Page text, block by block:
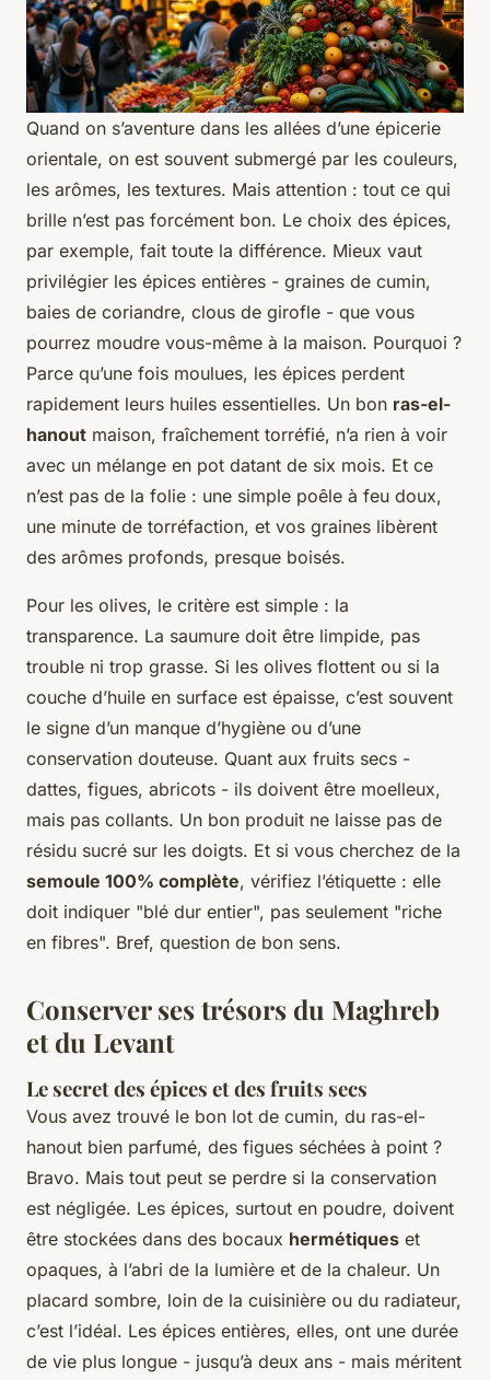
Quand on s’aventure dans les allées d’une épicerie
orientale, on est souvent submergé par les couleurs,
les arômes, les textures. Mais attention : tout ce qui
brille n’est pas forcément bon. Le choix des épices,
par exemple, fait toute la différence. Mieux vaut
privilégier les épices entières - graines de cumin,
baies de coriandre, clous de girofle - que vous
pourrez moudre vous-même à la maison. Pourquoi ?
Parce qu’une fois moulues, les épices perdent
rapidement leurs huiles essentielles. Un bon ras-el-
hanout maison, fraîchement torréfié, n’a rien à voir
avec un mélange en pot datant de six mois. Et ce
n’est pas de la folie : une simple poêle à feu doux,
une minute de torréfaction, et vos graines libèrent
des arômes profonds, presque boisés.
Pour les olives, le critère est simple : la
transparence. La saumure doit être limpide, pas
trouble ni trop grasse. Si les olives flottent ou si la
couche d’huile en surface est épaisse, c’est souvent
le signe d’un manque d’hygiène ou d’une
conservation douteuse. Quant aux fruits secs -
dattes, figues, abricots - ils doivent être moelleux,
mais pas collants. Un bon produit ne laisse pas de
résidu sucré sur les doigts. Et si vous cherchez de la
semoule 100% complète, vérifiez l’étiquette : elle
doit indiquer "blé dur entier", pas seulement "riche
en fibres". Bref, question de bon sens.
Conserver ses trésors du Maghreb
et du Levant
Le secret des épices et des fruits secs
Vous avez trouvé le bon lot de cumin, du ras-el-
hanout bien parfumé, des figues séchées à point ?
Bravo. Mais tout peut se perdre si la conservation
est négligée. Les épices, surtout en poudre, doivent
être stockées dans des bocaux hermétiques et
opaques, à l’abri de la lumière et de la chaleur. Un
placard sombre, loin de la cuisinière ou du radiateur,
c’est l’idéal. Les épices entières, elles, ont une durée
de vie plus longue - jusqu’à deux ans - mais méritent